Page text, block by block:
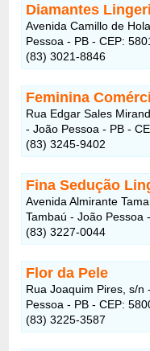
Diamantes
Avenida Camillo de
Pessoa - PB - CEP:
(83) 3021-8846
Feminina
Rua Edgar Sales
- João Pessoa - PB -
(83) 3245-9402
Fina Sedução
Avenida Almirante
Tambaú - João Pessoa
(83) 3227-0044
Flor da Pele
Rua Joaquim Pires, s/
Pessoa - PB - CEP:
(83) 3225-3587